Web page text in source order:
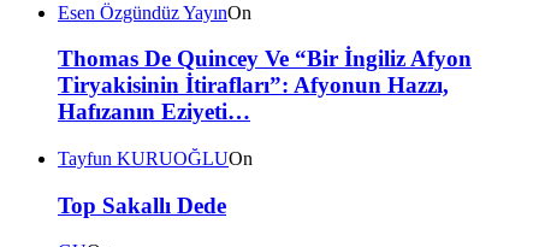
Esen Özgündüz YayınOn
Thomas De Quincey Ve “Bir İngiliz Afyon
Tiryakisinin İtirafları”: Afyonun Hazzı,
Hafızanın Eziyeti…
Tayfun KURUOĞLUOn
Top Sakallı Dede